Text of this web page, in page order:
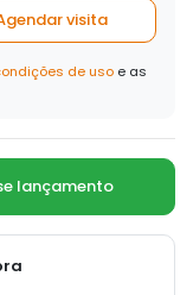
visita
de uso e as
lançamento